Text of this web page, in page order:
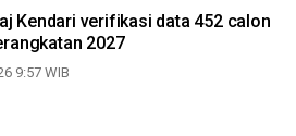
Kendari verifikasi data 452 calon
2027
9:57 WIB